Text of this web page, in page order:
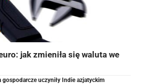
jak zmieniła się waluta we
gospodarcze uczyniły Indie azjatyckim